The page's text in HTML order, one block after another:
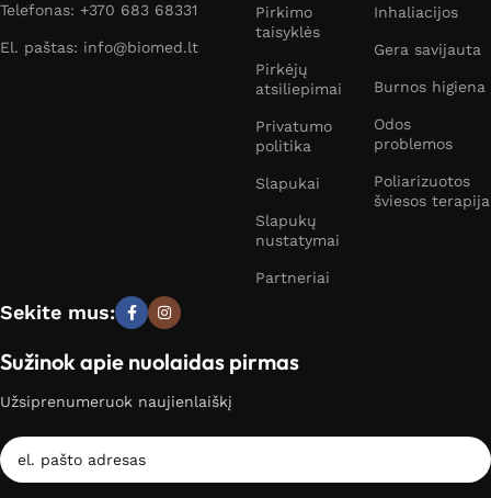
Telefonas: +370 683 68331
El. paštas: info@biomed.lt
Pirkimo
taisyklės
Pirkėjų
atsiliepimai
Privatumo
politika
Slapukai
Slapukų
nustatymai
Partneriai
Inhaliacijos
Gera savijauta
Burnos higiena
Odos
problemos
Poliarizuotos
šviesos terapija
Sekite mus:
Sužinok apie nuolaidas pirmas
Užsiprenumeruok naujienlaiškį